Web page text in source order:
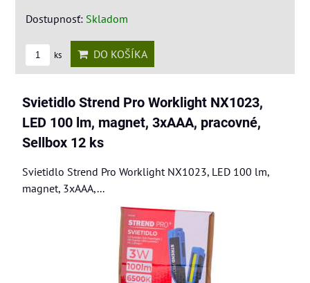
Dostupnosť: Skladom
ks DO KOŠÍKA
Svietidlo Strend Pro Worklight NX1023,
LED 100 lm, magnet, 3xAAA, pracovné,
Sellbox 12 ks
Svietidlo Strend Pro Worklight NX1023, LED 100 lm,
magnet, 3xAAA,...